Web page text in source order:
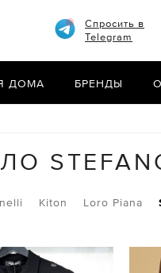
Спросить в
Telegram
ДОМА БРЕНДЫ
Kiton Loro Piana